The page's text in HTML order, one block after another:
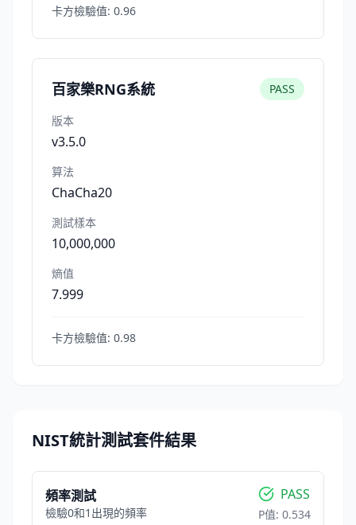
卡方檢驗值: 0.96
百家樂RNG系統 PASS
版本
v3.5.0
算法
ChaCha20
測試樣本
10,000,000
熵值
7.999
卡方檢驗值: 0.98
NIST統計測試套件結果
頻率測試
檢驗0和1出現的頻率
PASS
P值: 0.534